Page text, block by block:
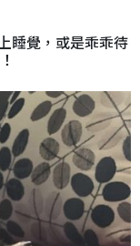
睡覺，或是乖乖待